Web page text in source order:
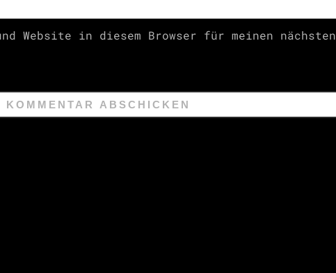
Website in diesem Browser für meinen nächsten